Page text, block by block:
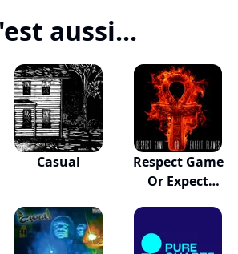
aussi...
Casual
Respect Game
Or Expect